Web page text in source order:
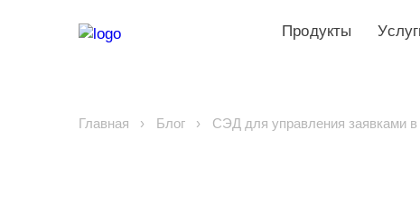
Продукты
Главная Блог СЭД для управления заявками